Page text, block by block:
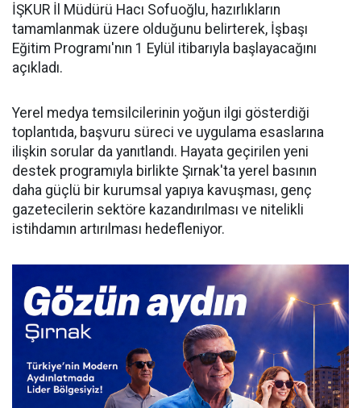
İŞKUR İl Müdürü Hacı Sofuoğlu, hazırlıkların
tamamlanmak üzere olduğunu belirterek, İşbaşı
Eğitim Programı'nın 1 Eylül itibarıyla başlayacağını
açıkladı.
Yerel medya temsilcilerinin yoğun ilgi gösterdiği
toplantıda, başvuru süreci ve uygulama esaslarına
ilişkin sorular da yanıtlandı. Hayata geçirilen yeni
destek programıyla birlikte Şırnak'ta yerel basının
daha güçlü bir kurumsal yapıya kavuşması, genç
gazetecilerin sektöre kazandırılması ve nitelikli
istihdamın artırılması hedefleniyor.